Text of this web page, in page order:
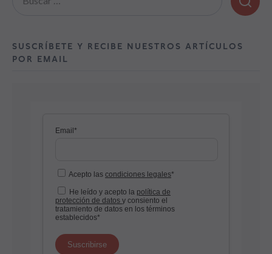
SUSCRÍBETE Y RECIBE NUESTROS ARTÍCULOS
POR EMAIL